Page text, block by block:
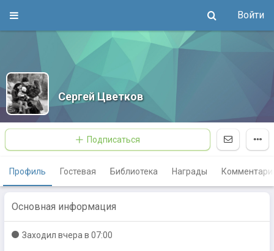
Войти
Сергей Цветков
Подписаться
Профиль Гостевая Библиотека Награды
Основная информация
Заходил вчера в 07:00